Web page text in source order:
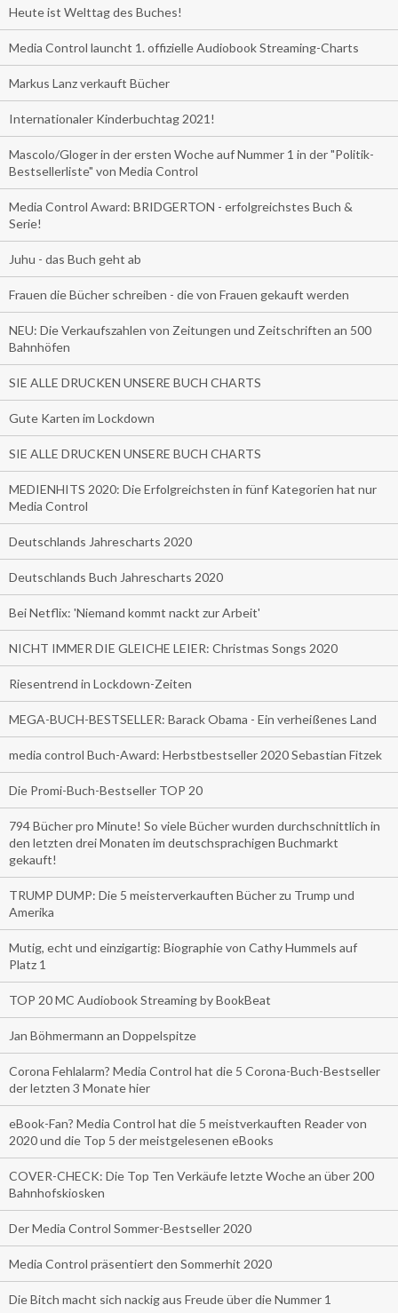
Heute ist Welttag des Buches!
Media Control launcht 1. offizielle Audiobook Streaming-Charts
Markus Lanz verkauft Bücher
Internationaler Kinderbuchtag 2021!
Mascolo/Gloger in der ersten Woche auf Nummer 1 in der "Politik-
Bestsellerliste" von Media Control
Media Control Award: BRIDGERTON - erfolgreichstes Buch &
Serie!
Juhu - das Buch geht ab
Frauen die Bücher schreiben - die von Frauen gekauft werden
NEU: Die Verkaufszahlen von Zeitungen und Zeitschriften an 500
Bahnhöfen
SIE ALLE DRUCKEN UNSERE BUCH CHARTS
Gute Karten im Lockdown
SIE ALLE DRUCKEN UNSERE BUCH CHARTS
MEDIENHITS 2020: Die Erfolgreichsten in fünf Kategorien hat nur
Media Control
Deutschlands Jahrescharts 2020
Deutschlands Buch Jahrescharts 2020
Bei Netflix: 'Niemand kommt nackt zur Arbeit'
NICHT IMMER DIE GLEICHE LEIER: Christmas Songs 2020
Riesentrend in Lockdown-Zeiten
MEGA-BUCH-BESTSELLER: Barack Obama - Ein verheißenes Land
media control Buch-Award: Herbstbestseller 2020 Sebastian Fitzek
Die Promi-Buch-Bestseller TOP 20
794 Bücher pro Minute! So viele Bücher wurden durchschnittlich in
den letzten drei Monaten im deutschsprachigen Buchmarkt
gekauft!
TRUMP DUMP: Die 5 meisterverkauften Bücher zu Trump und
Amerika
Mutig, echt und einzigartig: Biographie von Cathy Hummels auf
Platz 1
TOP 20 MC Audiobook Streaming by BookBeat
Jan Böhmermann an Doppelspitze
Corona Fehlalarm? Media Control hat die 5 Corona-Buch-Bestseller
der letzten 3 Monate hier
eBook-Fan? Media Control hat die 5 meistverkauften Reader von
2020 und die Top 5 der meistgelesenen eBooks
COVER-CHECK: Die Top Ten Verkäufe letzte Woche an über 200
Bahnhofskiosken
Der Media Control Sommer-Bestseller 2020
Media Control präsentiert den Sommerhit 2020
Die Bitch macht sich nackig aus Freude über die Nummer 1